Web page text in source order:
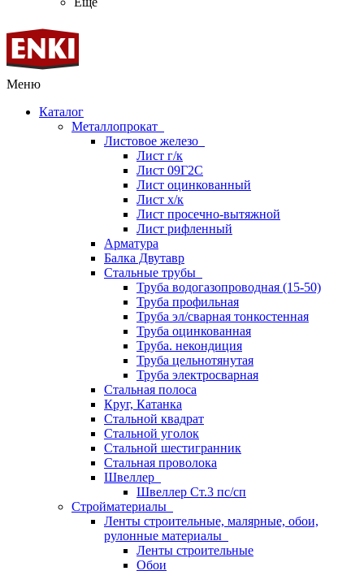
Меню
Каталог
Металлопрокат
Листовое железо
Лист г/к
Лист 09Г2С
Лист оцинкованный
Лист х/к
Лист просечно-вытяжной
Лист рифленный
Арматура
Балка Двутавр
Стальные трубы
Труба водогазопроводная (15-50)
Труба профильная
Труба эл/сварная тонкостенная
Труба оцинкованная
Труба. некондиция
Труба цельнотянутая
Труба электросварная
Стальная полоса
Круг, Катанка
Стальной квадрат
Стальной уголок
Стальной шестигранник
Стальная проволока
Швеллер
Швеллер Ст.3 пс/сп
Стройматериалы
Ленты строительные, малярные, обои,
рулонные материалы
Ленты строительные
Обои